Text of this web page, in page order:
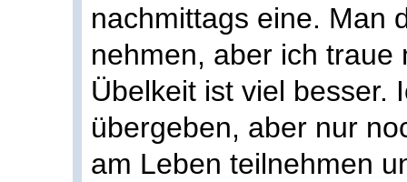
nachmittags eine. Man
nehmen, aber ich traue
Übelkeit ist viel besser.
übergeben, aber nur
am Leben teilnehmen